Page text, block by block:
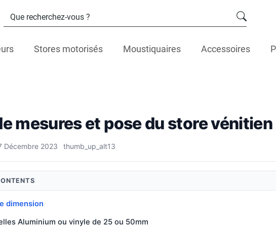
Stores motorisés Moustiquaires Accessoires
mesures et pose du store vénitien
Décembre 2023 thumb_up_alt13
dimension
Aluminium ou vinyle de 25 ou 50mm